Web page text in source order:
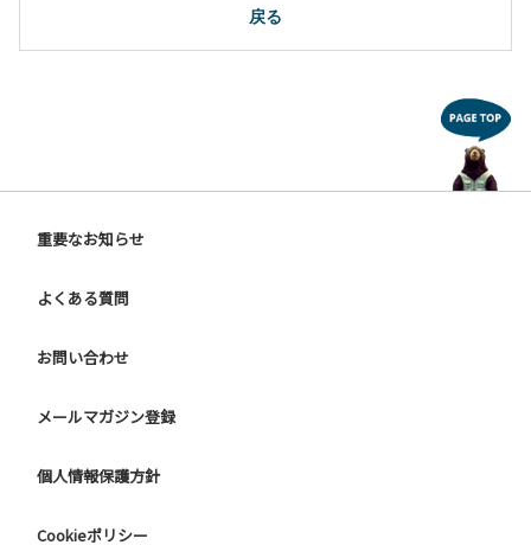
戻る
重要なお知らせ
よくある質問
お問い合わせ
メールマガジン登録
個人情報保護方針
Cookieポリシー